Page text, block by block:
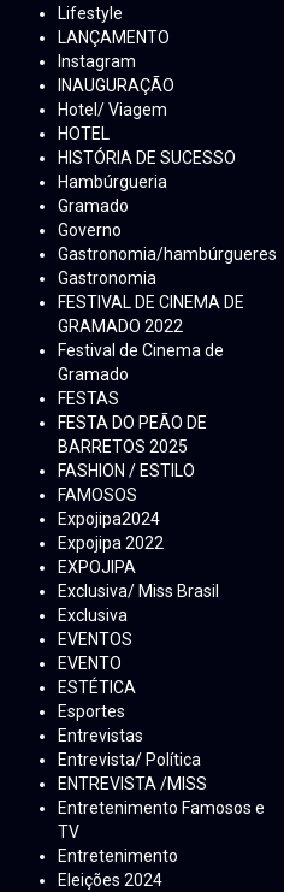
Lifestyle
LANÇAMENTO
Instagram
INAUGURAÇÃO
Hotel/ Viagem
HOTEL
HISTÓRIA DE SUCESSO
Hambúrgueria
Gramado
Governo
Gastronomia/hambúrgueres
Gastronomia
FESTIVAL DE CINEMA DE
GRAMADO 2022
Festival de Cinema de
Gramado
FESTAS
FESTA DO PEÃO DE
BARRETOS 2025
FASHION / ESTILO
FAMOSOS
Expojipa2024
Expojipa 2022
EXPOJIPA
Exclusiva/ Miss Brasil
Exclusiva
EVENTOS
EVENTO
ESTÉTICA
Esportes
Entrevistas
Entrevista/ Política
ENTREVISTA /MISS
Entretenimento Famosos e
TV
Entretenimento
Eleições 2024